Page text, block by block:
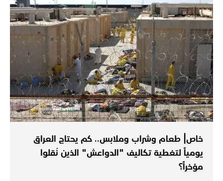
خاص| طعام وشراب وملابس.. كم يحتاج العراق
يومياً لتغطية تكاليف "الدواعش" الذين نُقلوا
مؤخراً؟